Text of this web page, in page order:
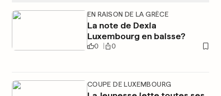
EN RAISON DE LA GRÈCE
La note de Dexia
Luxembourg en baisse?
0 0
COUPE DE LUXEMBOURG